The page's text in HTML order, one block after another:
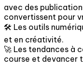
avec des
convertissent pour
🛠️ Les outils
et en créativité.
🚀 Les tendances à
course et devancer